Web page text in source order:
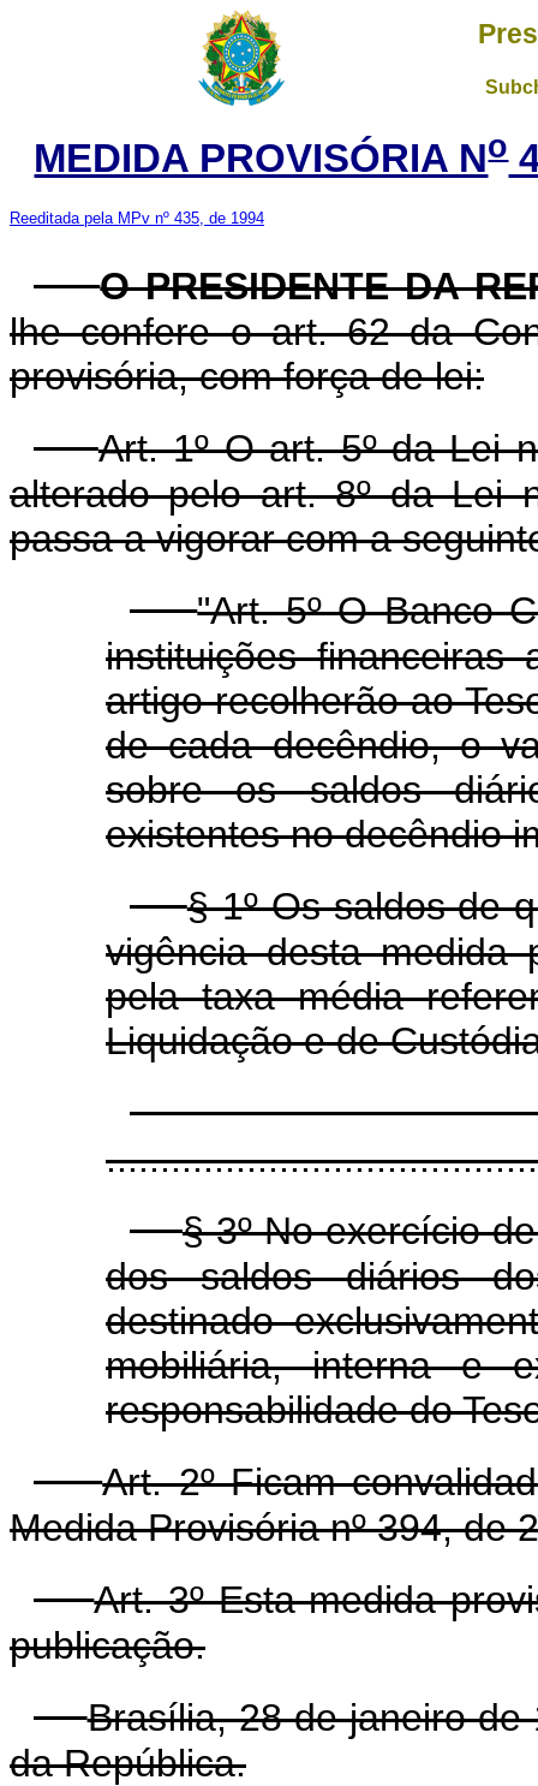
MEDIDA PROVISÓRIA No
Reeditada pela MPv nº 435, de 1994
O PRESIDENTE DA
lhe confere o art. 62 da
provisória, com força de lei:
Art. 1º O art. 5º da Lei
alterado pelo art. 8º da Lei
passa a vigorar com a
"Art. 5º O Banco
instituições
artigo recolherão ao
de cada decêndio, o
sobre os saldos
existentes no decêndio
§ 1º Os saldos de
vigência desta medida
pela taxa média
Liquidação e de
§ 3º No exercício
dos saldos diários
destinado
mobiliária, interna e
responsabilidade do
Art. 2º Ficam
Medida Provisória nº 394, de
Art. 3º Esta medida
publicação.
Brasília, 28 de janeiro de
da República.